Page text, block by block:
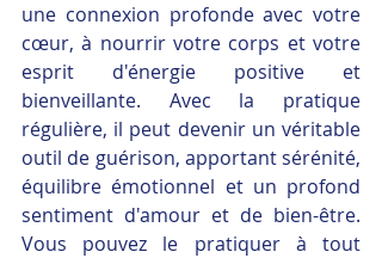
une connexion profonde avec votre
cœur, à nourrir votre corps et votre
esprit d'énergie positive et
bienveillante. Avec la pratique
régulière, il peut devenir un véritable
outil de guérison, apportant sérénité,
équilibre émotionnel et un profond
sentiment d'amour et de bien-être.
Vous pouvez le pratiquer à tout